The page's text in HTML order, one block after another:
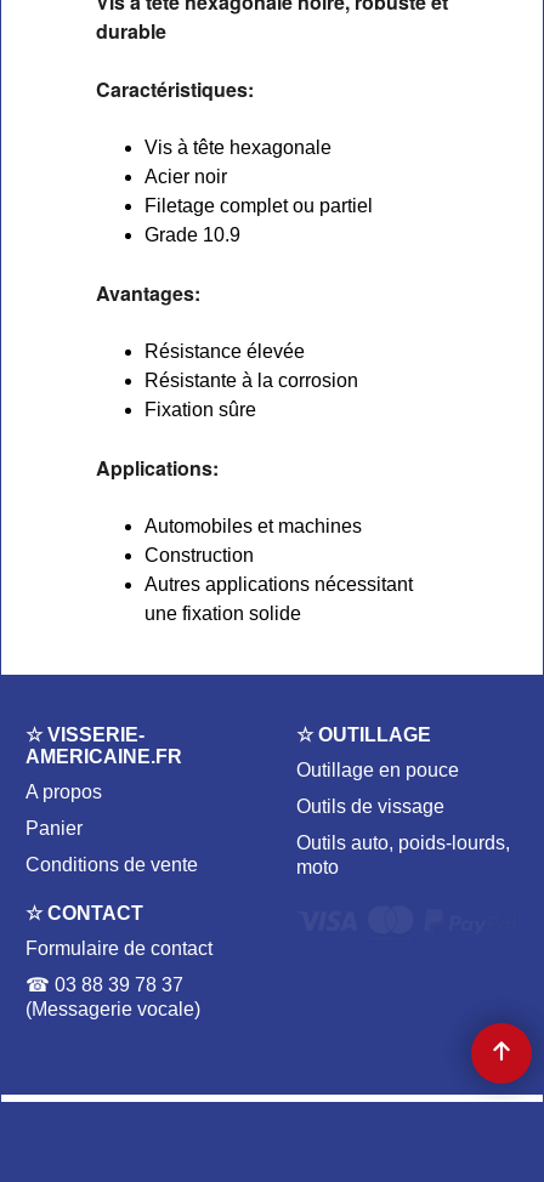
durable
Caractéristiques:
Vis à tête hexagonale
Acier noir
Filetage complet ou partiel
Grade 10.9
Avantages:
Résistance élevée
Résistante à la corrosion
Fixation sûre
Applications:
Automobiles et machines
Construction
Autres applications nécessitant
une fixation solide
☆ VISSERIE-
AMERICAINE.FR
A propos
Panier
Conditions de vente
☆ OUTILLAGE
Outillage en pouce
Outils de vissage
Outils auto, poids-lourds,
moto
☆ CONTACT
Formulaire de contact
☎ 03 88 39 78 37
(Messagerie vocale)